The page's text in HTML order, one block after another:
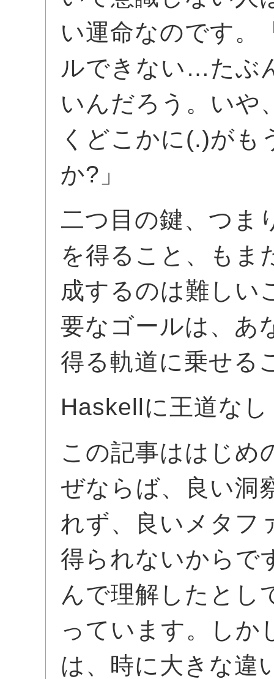
い運命なのです。
ルできない…たぶ
いんだろう。い
くどこかに(.)がも
か?」
二つ目の鍵、つま
を得ること、もま
成するのは難しい
要なゴールは、あ
得る軌道に乗せる
Haskellに王道な
この記事ははじめ
ぜならば、良い洞
れず、良いメタフ
得られないからで
んで理解したとし
っています。しか
は、時に大きな違